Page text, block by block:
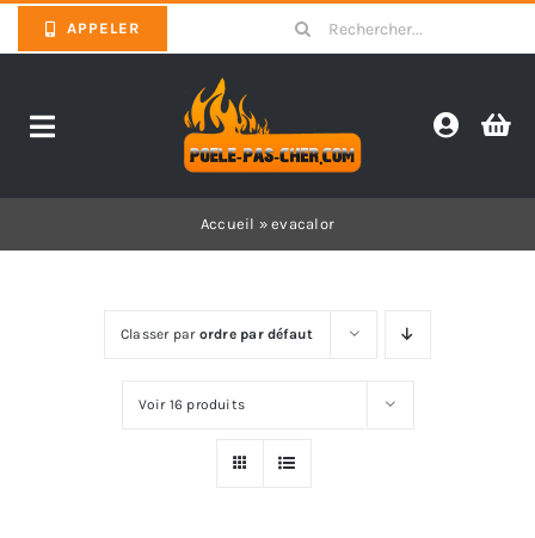
to
APPELER
Search
for:
Toggle
Accueil »evacalor
Classer par ordre par défaut
Voir 16 produits